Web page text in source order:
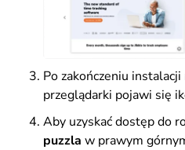
Po zakończeniu
przeglądarki pojawi się
Aby uzyskać dostęp do
puzzla w prawym